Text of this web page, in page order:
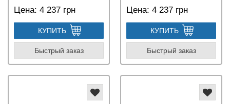
Цена: 4 237 грн
КУПИТЬ
Быстрый заказ
Цена: 4 237 грн
КУПИТЬ
Быстрый заказ